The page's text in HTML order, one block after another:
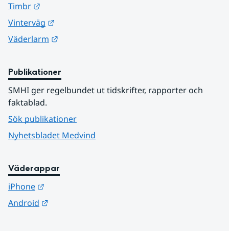
Timbr
Vinterväg
Väderlarm
Publikationer
SMHI ger regelbundet ut tidskrifter, rapporter och
faktablad.
Sök publikationer
Nyhetsbladet Medvind
Väderappar
iPhone
Android